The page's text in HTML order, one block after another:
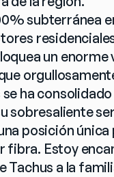
subterránea
un
ha
posición
fibra. Estoy
Tachus a la